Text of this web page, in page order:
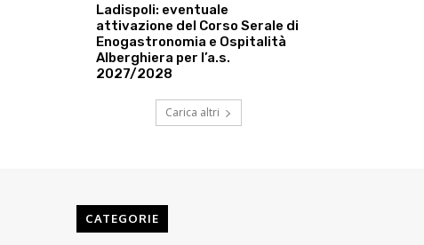
Ladispoli: eventuale
attivazione del Corso Serale di
Enogastronomia e Ospitalità
Alberghiera per l’a.s.
2027/2028
Carica altri
CATEGORIE